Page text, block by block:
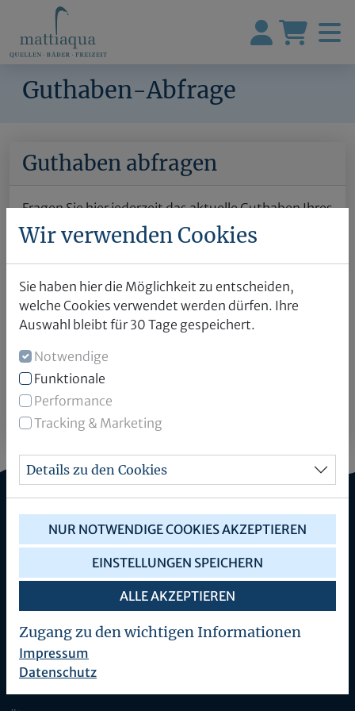
Guthaben-Abfrage
Guthaben abfragen
Fragen Sie hier jederzeit das aktuelle Guthaben Ihres
Gutscheins ab:
Captcha-Code
*) Pflichtfelder
mattiaqua – Eigenbetrieb der
Landeshauptstadt Wiesbaden
für Quellen-Bäder-Freizeit
Telefon: 0611 / 31-8078, 31-8079
E-Mail: mattiaqua@wiesbaden.de
www.mattiaqua.de
Wir verwenden Cookies
Sie haben hier die Möglichkeit zu entscheiden,
welche Cookies verwendet werden dürfen. Ihre
Auswahl bleibt für 30 Tage gespeichert.
Notwendige
Funktionale
Performance
Tracking & Marketing
Details zu den Cookies
NUR NOTWENDIGE COOKIES AKZEPTIEREN
EINSTELLUNGEN SPEICHERN
ALLE AKZEPTIEREN
Zugang zu den wichtigen Informationen
Impressum
Datenschutz